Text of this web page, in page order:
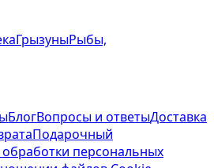
ГрызуныРыбы,
БлогВопросы и ответыДоставка
Подарочный
персональных